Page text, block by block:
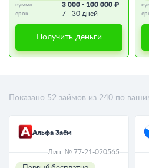
сумма 3 000 - 100 000 ₽
срок 7 - 30 дней
Получить деньги
Показано 52 займов из 240 по
Альфа Заём
Лиц. № 77-21-020565